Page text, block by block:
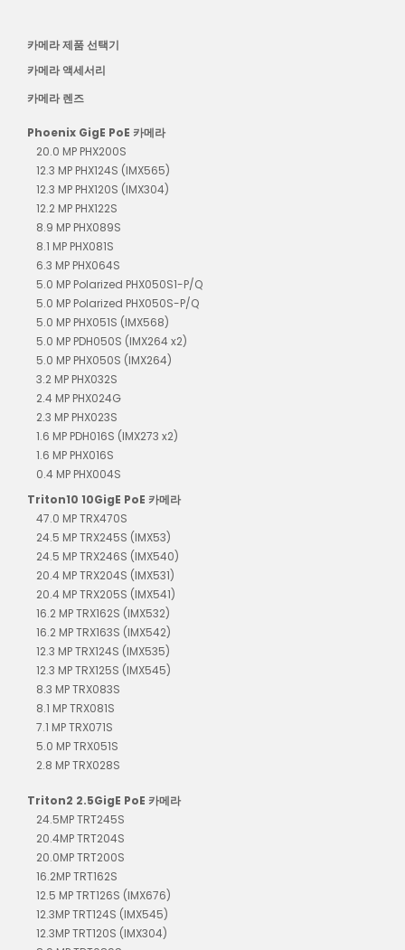
카메라 제품 선택기
카메라 액세서리
카메라 렌즈
Phoenix GigE PoE 카메라
20.0 MP PHX200S
12.3 MP PHX124S (IMX565)
12.3 MP PHX120S (IMX304)
12.2 MP PHX122S
8.9 MP PHX089S
8.1 MP PHX081S
6.3 MP PHX064S
5.0 MP Polarized PHX050S1-P/Q
5.0 MP Polarized PHX050S-P/Q
5.0 MP PHX051S (IMX568)
5.0 MP PDH050S (IMX264 x2)
5.0 MP PHX050S (IMX264)
3.2 MP PHX032S
2.4 MP PHX024G
2.3 MP PHX023S
1.6 MP PDH016S (IMX273 x2)
1.6 MP PHX016S
0.4 MP PHX004S
Triton10 10GigE PoE 카메라
47.0 MP TRX470S
24.5 MP TRX245S (IMX53)
24.5 MP TRX246S (IMX540)
20.4 MP TRX204S (IMX531)
20.4 MP TRX205S (IMX541)
16.2 MP TRX162S (IMX532)
16.2 MP TRX163S (IMX542)
12.3 MP TRX124S (IMX535)
12.3 MP TRX125S (IMX545)
8.3 MP TRX083S
8.1 MP TRX081S
7.1 MP TRX071S
5.0 MP TRX051S
2.8 MP TRX028S
Triton2 2.5GigE PoE 카메라
24.5MP TRT245S
20.4MP TRT204S
20.0MP TRT200S
16.2MP TRT162S
12.5 MP TRT126S (IMX676)
12.3MP TRT124S (IMX545)
12.3MP TRT120S (IMX304)